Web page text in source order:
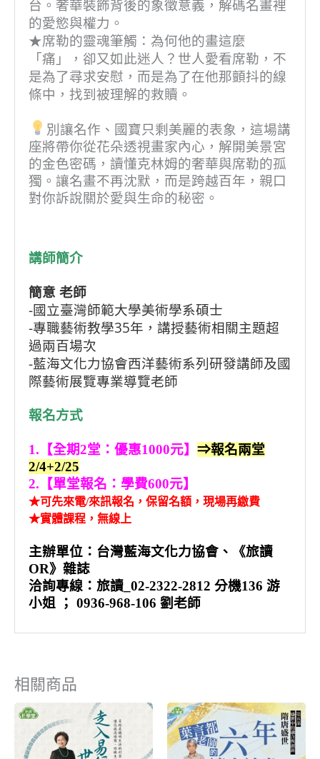
台。奢華裝飾背後的象徵意義，解碼名畫裡
的愛慾與權力。
★席勒的靈魂筆觸：為何他的畫這麼
「痛」，卻又如此迷人？世人愛看席勒，不
是為了尋求安慰，而是為了在他那顫抖的線
條中，找到被理解的救贖。
別讓名作、國寶只剩美麗的表象，這場講
座將帶你從花朵透視畫家內心，解開美景宮
的金色密碼，讀懂克林姆的奢華與席勒的孤
獨。讓名畫不再沈默，而是跨越百年，親口
對你訴說關於愛與生命的秘密。
講師簡介
簡意 老師
-國立臺灣師範大學美術學系碩士
-專職藝術教學35年，講授藝術相關主題超
過兩百場次
-藍海文化力協會西洋藝術系列研發講師及國
際藝術展覽專業導覽老師
報名方式
1.【全期2堂：優惠1000元】 ⇒報名兩堂
2/4+2/25
2.【單堂報名：學費600元】
★可先來電/來訊報名，保留名額，現場再繳費
★實體課程，無線上
主辦單位：台灣藍海文化力協會、《旅讀
OR》雜誌
洽詢專線：旅讀_02-2322-2812 分機136 游
小姐 ； 0936-968-106 劉老師
相關商品
始
價
格：
NT$4,500。
前
價
格：
NT$2,999。
原
價
格：
NT$7,800。
目
前
價
格：
NT$4,000。